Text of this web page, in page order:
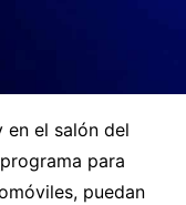
en el salón del
para
puedan